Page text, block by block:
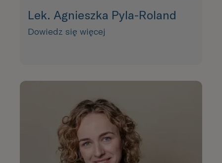
Lek. Agnieszka Pyla-Roland
Dowiedz się więcej